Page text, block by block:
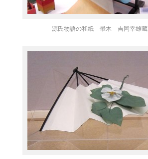
源氏物語の和紙 帚木 吉岡幸雄蔵